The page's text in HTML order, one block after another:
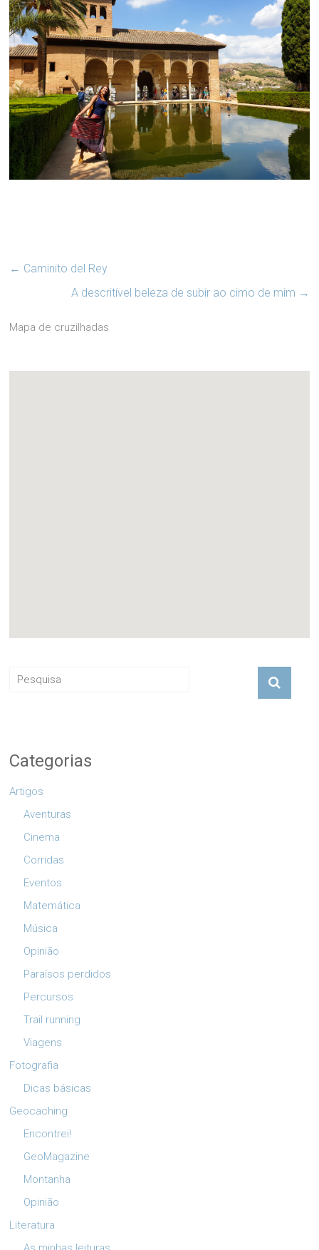
← Caminito del Rey
A descritível beleza de subir ao cimo de mim →
Mapa de cruzilhadas
Categorias
Artigos
Aventuras
Cinema
Corridas
Eventos
Matemática
Música
Opinião
Paraísos perdidos
Percursos
Trail running
Viagens
Fotografia
Dicas básicas
Geocaching
Encontrei!
GeoMagazine
Montanha
Opinião
Literatura